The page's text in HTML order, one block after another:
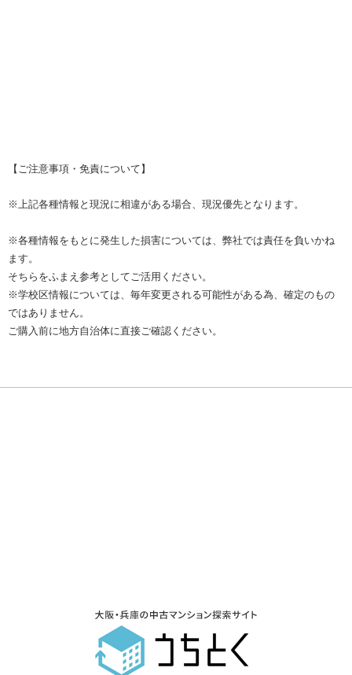
【ご注意事項・免責について】
※上記各種情報と現況に相違がある場合、現況優先となります。
※各種情報をもとに発生した損害については、弊社では責任を負いかね
ます。
そちらをふまえ参考としてご活用ください。
※学校区情報については、毎年変更される可能性がある為、確定のもの
ではありません。
ご購入前に地方自治体に直接ご確認ください。